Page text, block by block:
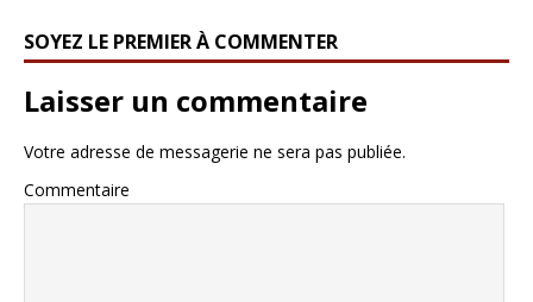
SOYEZ LE PREMIER À COMMENTER
Laisser un commentaire
Votre adresse de messagerie ne sera pas publiée.
Commentaire